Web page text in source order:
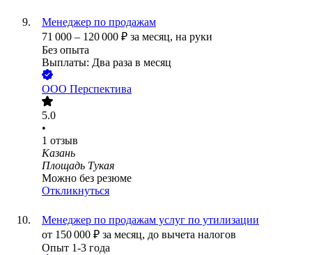
Менеджер по продажам
71 000 – 120 000 ₽ за месяц, на руки
Без опыта
Выплаты: Два раза в месяц
ООО Перспектива
5.0
•
1 отзыв
Казань
Площадь Тукая
Можно без резюме
Откликнуться
Менеджер по продажам услуг по утилизации
от 150 000 ₽ за месяц, до вычета налогов
Опыт 1-3 года